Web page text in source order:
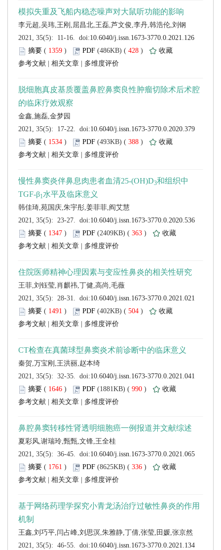
( ) 428 )
( ) 388 )
( ) 363 )
( ) 504 )
( ) 990 )
( ) 336 )